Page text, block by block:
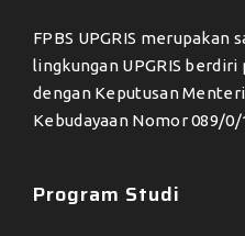
FPBS UPGRIS merupakan
lingkungan UPGRIS berdiri
dengan Keputusan
Kebudayaan Nomor 089/0/
Program Studi